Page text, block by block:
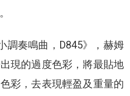
調奏鳴曲，D845》，赫姆
現的過度色彩，將最貼地
彩，去表現輕盈及重量的